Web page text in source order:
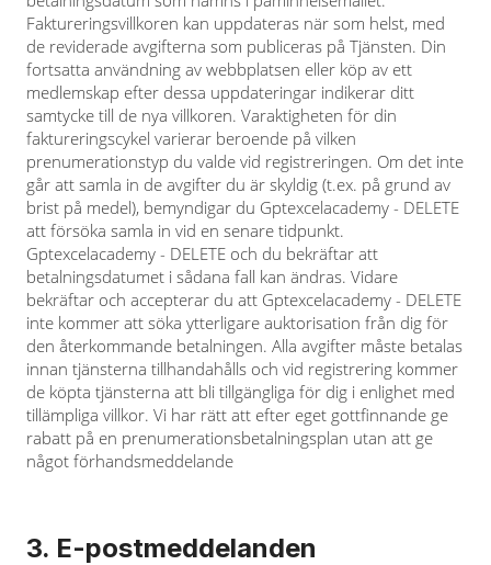
Faktureringsvillkoren kan uppdateras när som helst, med
de reviderade avgifterna som publiceras på Tjänsten. Din
fortsatta användning av webbplatsen eller köp av ett
medlemskap efter dessa uppdateringar indikerar ditt
samtycke till de nya villkoren. Varaktigheten för din
faktureringscykel varierar beroende på vilken
prenumerationstyp du valde vid registreringen. Om det inte
går att samla in de avgifter du är skyldig (t.ex. på grund av
brist på medel), bemyndigar du Gptexcelacademy - DELETE
att försöka samla in vid en senare tidpunkt.
Gptexcelacademy - DELETE och du bekräftar att
betalningsdatumet i sådana fall kan ändras. Vidare
bekräftar och accepterar du att Gptexcelacademy - DELETE
inte kommer att söka ytterligare auktorisation från dig för
den återkommande betalningen. Alla avgifter måste betalas
innan tjänsterna tillhandahålls och vid registrering kommer
de köpta tjänsterna att bli tillgängliga för dig i enlighet med
tillämpliga villkor. Vi har rätt att efter eget gottfinnande ge
rabatt på en prenumerationsbetalningsplan utan att ge
något förhandsmeddelande
3. E-postmeddelanden